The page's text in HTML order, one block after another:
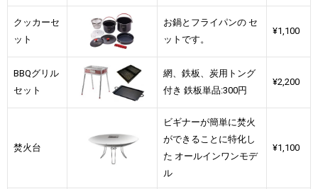
クッカーセ
ット
お鍋とフライパンの セ
ットです。
¥1,100
BBQグリル
セット
網、鉄板、炭用トング
付き 鉄板単品:300円
¥2,200
焚火台
ビギナーが簡単に焚火
ができることに特化し
た オールインワンモデ
ル
¥1,100